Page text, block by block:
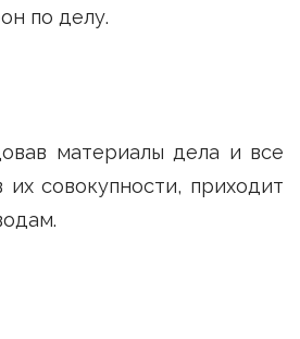
по делу.
материалы дела и все
их совокупности, приходит